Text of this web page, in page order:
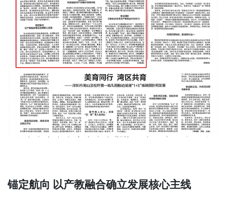
锚定航向 以产教融合确立发展核心主线